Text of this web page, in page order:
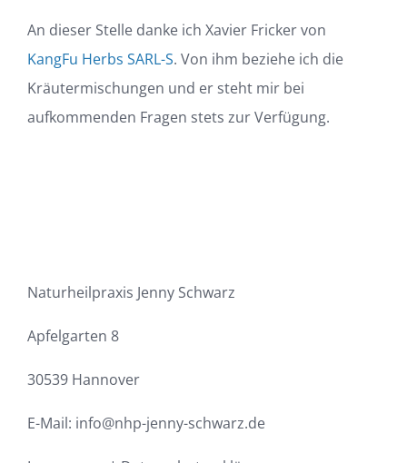
An dieser Stelle danke ich Xavier Fricker von
KangFu Herbs SARL-S. Von ihm beziehe ich die
Kräutermischungen und er steht mir bei
aufkommenden Fragen stets zur Verfügung.
Naturheilpraxis Jenny Schwarz
Apfelgarten 8
30539 Hannover
E-Mail: info@nhp-jenny-schwarz.de